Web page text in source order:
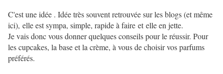
C'est une idée . Idée très souvent retrouvée sur les blogs (et même
ici), elle est sympa, simple, rapide à faire et elle en jette.
Je vais donc vous donner quelques conseils pour le réussir. Pour
les cupcakes, la base et la crème, à vous de choisir vos parfums
préférés.